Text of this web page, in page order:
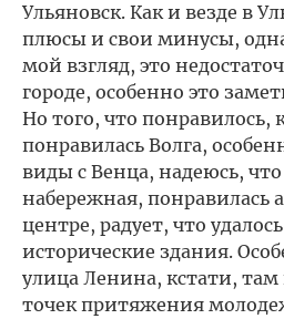
Ульяновск. Как и везде в
плюсы и свои минусы,
мой взгляд, это
городе, особенно это
Но того, что понравилось,
понравилась Волга,
виды с Венца, надеюсь,
набережная, понравилась
центре, радует, что
исторические здания.
улица Ленина, кстати, там
точек притяжения